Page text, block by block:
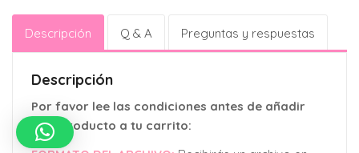
Descripción Q & A Preguntas y respuestas
Descripción
Por favor lee las condiciones antes de añadir
este producto a tu carrito: